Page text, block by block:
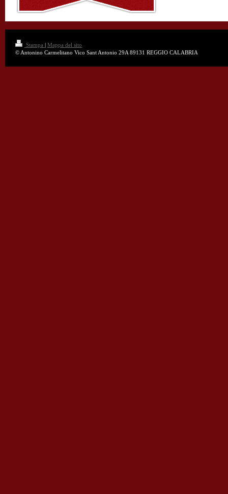
Stampa | Mappa del sito
© Antonino Carmelitano Vico Sant Antonio 29A 89131 REGGIO CALABRIA